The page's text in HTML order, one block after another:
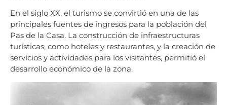
En el siglo XX, el turismo se convirtió en una de las
principales fuentes de ingresos para la población del
Pas de la Casa. La construcción de infraestructuras
turísticas, como hoteles y restaurantes, y la creación de
servicios y actividades para los visitantes, permitió el
desarrollo económico de la zona.